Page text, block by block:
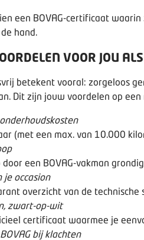
een BOVAG-certificaat
hand.
VOOR JOU
betekent vooral: zorgeloos
Dit zijn jouw voordelen op een
(met een max. van 10.000
een BOVAG-vakman
occasion
overzicht van de
zwart-op-wit
certificaat waarmee je
bij klachten